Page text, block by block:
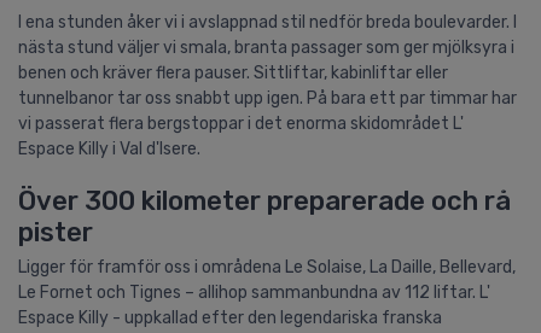
I ena stunden åker vi i avslappnad stil nedför breda boulevarder. I
nästa stund väljer vi smala, branta passager som ger mjölksyra i
benen och kräver flera pauser. Sittliftar, kabinliftar eller
tunnelbanor tar oss snabbt upp igen. På bara ett par timmar har
vi passerat flera bergstoppar i det enorma skidområdet L'
Espace Killy i Val d'Isere.
Över 300 kilometer preparerade och rå
pister
Ligger för framför oss i områdena Le Solaise, La Daille, Bellevard,
Le Fornet och Tignes – allihop sammanbundna av 112 liftar. L'
Espace Killy - uppkallad efter den legendariska franska